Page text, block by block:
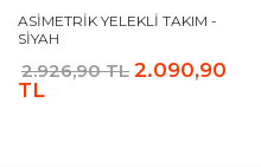
ASIMETRIK YELEKLI TAKIM -
SIYAH
2.926,90 TL 2.090,90
TL